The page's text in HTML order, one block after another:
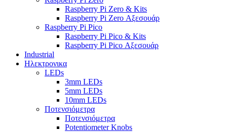
Raspberry Pi Zero & Kits
Raspberry Pi Zero Αξεσουάρ
Raspberry Pi Pico
Raspberry Pi Pico & Kits
Raspberry Pi Pico Αξεσουάρ
Industrial
Ηλεκτρονικα
LEDs
3mm LEDs
5mm LEDs
10mm LEDs
Ποτενσιόμετρα
Ποτενσιόμετρα
Potentiometer Knobs